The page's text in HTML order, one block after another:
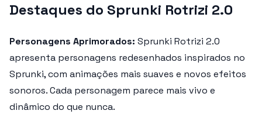
Destaques do Sprunki Rotrizi 2.0
Personagens Aprimorados: Sprunki Rotrizi 2.0
apresenta personagens redesenhados inspirados no
Sprunki, com animações mais suaves e novos efeitos
sonoros. Cada personagem parece mais vivo e
dinâmico do que nunca.